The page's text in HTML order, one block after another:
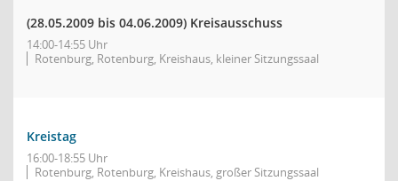
(28.05.2009 bis 04.06.2009) Kreisausschuss
14:00-14:55 Uhr
Rotenburg, Rotenburg, Kreishaus, kleiner Sitzungssaal
Kreistag
16:00-18:55 Uhr
Rotenburg, Rotenburg, Kreishaus, großer Sitzungssaal